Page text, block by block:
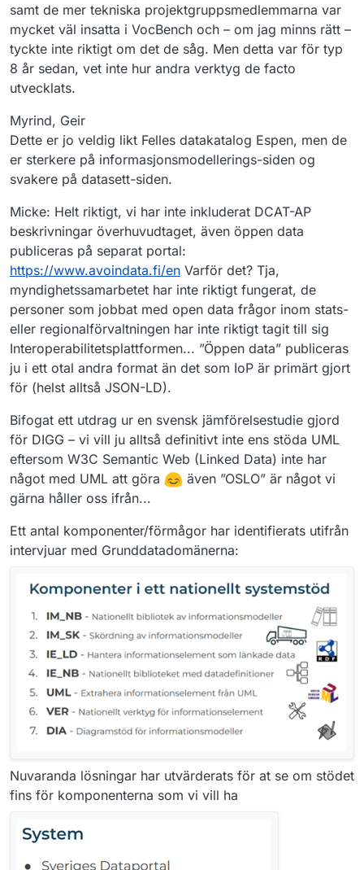
samt de mer tekniska projektgruppsmedlemmarna var
mycket väl insatta i VocBench och – om jag minns rätt –
tyckte inte riktigt om det de såg. Men detta var för typ
8 år sedan, vet inte hur andra verktyg de facto
utvecklats.
Myrind, Geir
Dette er jo veldig likt Felles datakatalog Espen, men de
er sterkere på informasjonsmodellerings-siden og
svakere på datasett-siden.
Micke: Helt riktigt, vi har inte inkluderat DCAT-AP
beskrivningar överhuvudtaget, även öppen data
publiceras på separat portal:
https://www.avoindata.fi/en Varför det? Tja,
myndighetssamarbetet har inte riktigt fungerat, de
personer som jobbat med open data frågor inom stats-
eller regionalförvaltningen har inte riktigt tagit till sig
Interoperabilitetsplattformen... ”Öppen data” publiceras
ju i ett otal andra format än det som IoP är primärt gjort
för (helst alltså JSON-LD).
Bifogat ett utdrag ur en svensk jämförelsestudie gjord
för DIGG – vi vill ju alltså definitivt inte ens stöda UML
eftersom W3C Semantic Web (Linked Data) inte har
något med UML att göra
även ”OSLO” är något vi
gärna håller oss ifrån...
Ett antal komponenter/förmågor har identifierats utifrån
intervjuar med Grunddatadomänerna:
Nuvaranda lösningar har utvärderats för at se om stödet
fins för komponenterna som vi vill ha